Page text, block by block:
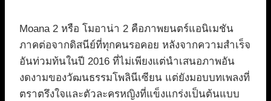
Moana 2 หรือ โมอาน่า 2 คือภาพยนตร์แอนิเมชัน
ภาคต่อจากดิสนีย์ที่ทุกคนรอคอย หลังจากความสำเร็จ
อันท่วมท้นในปี 2016 ที่ไม่เพียงแต่นำเสนอภาพอัน
งดงามของวัฒนธรรมโพลินีเซียน แต่ยังมอบบทเพลงที่
ตราตรึงใจและตัวละครหญิงที่แข็งแกร่งเป็นต้นแบบ